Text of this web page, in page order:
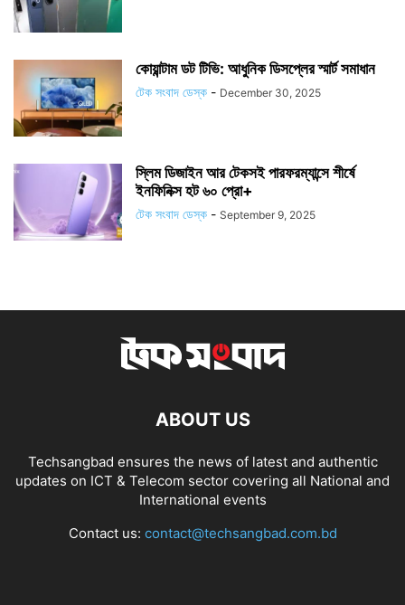
কোয়ান্টাম ডট টিভি: আধুনিক ডিসপ্লের স্মার্ট সমাধান
টেক সংবাদ ডেস্ক - December 30, 2025
স্লিম ডিজাইন আর টেকসই পারফরম্যান্সে শীর্ষে
ইনফিনিক্স হট ৬০ প্রো+
টেক সংবাদ ডেস্ক - September 9, 2025
ABOUT US
Techsangbad ensures the news of latest and authentic
updates on ICT & Telecom sector covering all National and
International events
Contact us: contact@techsangbad.com.bd